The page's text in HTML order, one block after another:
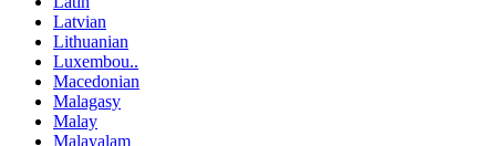
Latvian
Lithuanian
Luxembou..
Macedonian
Malagasy
Malay
Malayalam